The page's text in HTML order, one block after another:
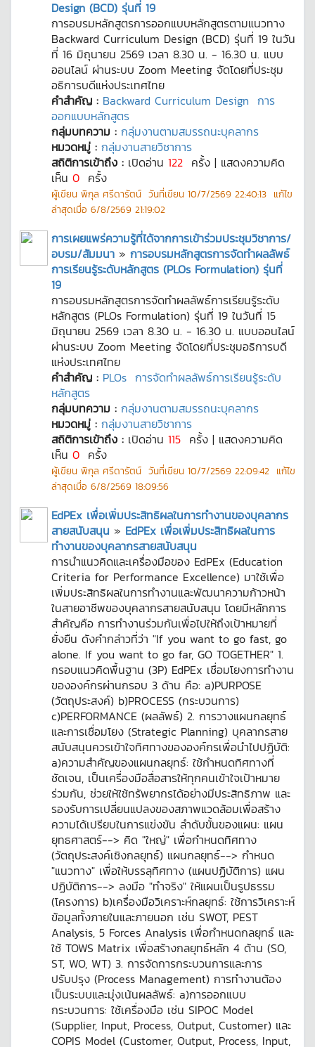
Design (BCD) รุ่นที่ 19
การอบรมหลักสูตรการออกแบบหลักสูตรตามแนวทาง
Backward Curriculum Design (BCD) รุ่นที่ 19 ในวัน
ที่ 16 มิถุนายน 2569 เวลา 8.30 น. - 16.30 น. แบบ
ออนไลน์ ผ่านระบบ Zoom Meeting จัดโดยที่ประชุม
อธิการบดีแห่งประเทศไทย
คำสำคัญ : Backward Curriculum Design การ
ออกแบบหลักสูตร
กลุ่มบทความ : กลุ่มงานตามสมรรถนะบุคลากร
หมวดหมู่ : กลุ่มงานสายวิชาการ
สถิติการเข้าถึง : เปิดอ่าน 122 ครั้ง | แสดงความคิด
เห็น 0 ครั้ง
ผู้เขียน พิกุล ศรีดารัตน์ วันที่เขียน 10/7/2569 22:40:13 แก้ไข
ล่าสุดเมื่อ 6/8/2569 21:19:02
การเผยแพร่ความรู้ที่ได้จากการเข้าร่วมประชุมวิชาการ/
อบรม/สัมมนา » การอบรมหลักสูตรการจัดทำผลลัพธ์
การเรียนรู้ระดับหลักสูตร (PLOs Formulation) รุ่นที่
19
การอบรมหลักสูตรการจัดทำผลลัพธ์การเรียนรู้ระดับ
หลักสูตร (PLOs Formulation) รุ่นที่ 19 ในวันที่ 15
มิถุนายน 2569 เวลา 8.30 น. - 16.30 น. แบบออนไลน์
ผ่านระบบ Zoom Meeting จัดโดยที่ประชุมอธิการบดี
แห่งประเทศไทย
คำสำคัญ : PLOs การจัดทำผลลัพธ์การเรียนรู้ระดับ
หลักสูตร
กลุ่มบทความ : กลุ่มงานตามสมรรถนะบุคลากร
หมวดหมู่ : กลุ่มงานสายวิชาการ
สถิติการเข้าถึง : เปิดอ่าน 115 ครั้ง | แสดงความคิด
เห็น 0 ครั้ง
ผู้เขียน พิกุล ศรีดารัตน์ วันที่เขียน 10/7/2569 22:09:42 แก้ไข
ล่าสุดเมื่อ 6/8/2569 18:09:56
EdPEx เพื่อเพิ่มประสิทธิผลในการทำงานของบุคลากร
สายสนับสนุน » EdPEx เพื่อเพิ่มประสิทธิผลในการ
ทำงานของบุคลากรสายสนับสนุน
การนำแนวคิดและเครื่องมือของ EdPEx (Education
Criteria for Performance Excellence) มาใช้เพื่อ
เพิ่มประสิทธิผลในการทำงานและพัฒนาความก้าวหน้า
ในสายอาชีพของบุคลากรสายสนับสนุน โดยมีหลักการ
สำคัญคือ การทำงานร่วมกันเพื่อไปให้ถึงเป้าหมายที่
ยั่งยืน ดังคำกล่าวที่ว่า "If you want to go fast, go
alone. If you want to go far, GO TOGETHER" 1.
กรอบแนวคิดพื้นฐาน (3P) EdPEx เชื่อมโยงการทำงาน
ขององค์กรผ่านกรอบ 3 ด้าน คือ: a)PURPOSE
(วัตถุประสงค์) b)PROCESS (กระบวนการ)
c)PERFORMANCE (ผลลัพธ์) 2. การวางแผนกลยุทธ์
และการเชื่อมโยง (Strategic Planning) บุคลากรสาย
สนับสนุนควรเข้าใจทิศทางขององค์กรเพื่อนำไปปฏิบัติ:
a)ความสำคัญของแผนกลยุทธ์: ใช้กำหนดทิศทางที่
ชัดเจน, เป็นเครื่องมือสื่อสารให้ทุกคนเข้าใจเป้าหมาย
ร่วมกัน, ช่วยให้ใช้ทรัพยากรได้อย่างมีประสิทธิภาพ และ
รองรับการเปลี่ยนแปลงของสภาพแวดล้อมเพื่อสร้าง
ความได้เปรียบในการแข่งขัน ลำดับขั้นของแผน: แผน
ยุทธศาสตร์--> คิด "ใหญ่" เพื่อกำหนดทิศทาง
(วัตถุประสงค์เชิงกลยุทธ์) แผนกลยุทธ์--> กำหนด
"แนวทาง" เพื่อให้บรรลุทิศทาง (แผนปฏิบัติการ) แผน
ปฏิบัติการ--> ลงมือ "ทำจริง" ให้แผนเป็นรูปธรรม
(โครงการ) b)เครื่องมือวิเคราะห์กลยุทธ์: ใช้การวิเคราะห์
ข้อมูลทั้งภายในและภายนอก เช่น SWOT, PEST
Analysis, 5 Forces Analysis เพื่อกำหนดกลยุทธ์ และ
ใช้ TOWS Matrix เพื่อสร้างกลยุทธ์หลัก 4 ด้าน (SO,
ST, WO, WT) 3. การจัดการกระบวนการและการ
ปรับปรุง (Process Management) การทำงานต้อง
เป็นระบบและมุ่งเน้นผลลัพธ์: a)การออกแบบ
กระบวนการ: ใช้เครื่องมือ เช่น SIPOC Model
(Supplier, Input, Process, Output, Customer) และ
COPIS Model (Customer, Output, Process, Input,